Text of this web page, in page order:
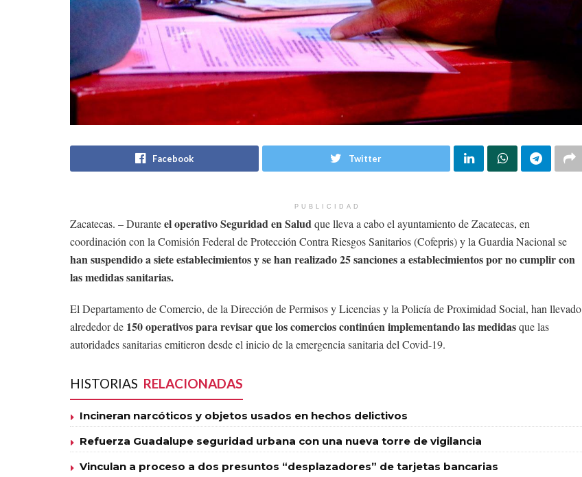
Facebook Twitter
PUBLICIDAD
Zacatecas. – Duranteel operativo Seguridad en Saludque lleva a cabo el ayuntamiento de Zacatecas, en
coordinación con la Comisión Federal de Protección Contra Riesgos Sanitarios (Cofepris) y la Guardia Nacional se
han suspendido a siete establecimientos y se han realizado 25 sanciones a establecimientos por no cumplir con
las medidas sanitarias.
El Departamento de Comercio, de la Dirección de Permisos y Licencias y la Policía de Proximidad Social, han llevado
alrededor de 150 operativos para revisar que los comercios continúen implementando las medidasque las
autoridades sanitarias emitieron desde el inicio de la emergencia sanitaria del Covid-19.
HISTORIAS RELACIONADAS
Incineran narcóticos y objetos usados en hechos delictivos
Refuerza Guadalupe seguridad urbana con una nueva torre de vigilancia
Vinculan a proceso a dos presuntos “desplazadores” de tarjetas bancarias